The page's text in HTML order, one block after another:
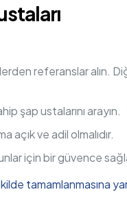
referanslar alın.
şap ustalarını arayın.
açık ve adil olmalıdır.
için bir güvence
tamamlanmasına